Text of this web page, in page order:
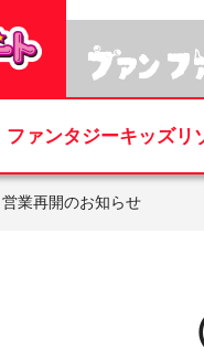
ファンタジーキッズリ
営業再開のお知らせ